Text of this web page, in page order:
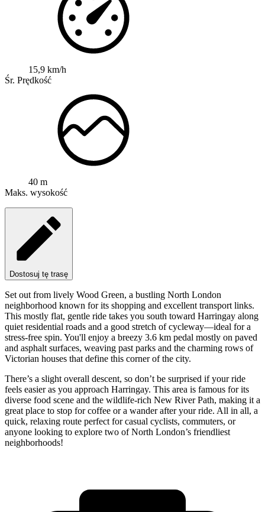
15,9 km/h
Śr. Prędkość
40 m
Maks. wysokość
Dostosuj tę trasę
Set out from lively Wood Green, a bustling North London
neighborhood known for its shopping and excellent transport links.
This mostly flat, gentle ride takes you south toward Harringay along
quiet residential roads and a good stretch of cycleway—ideal for a
stress-free spin. You'll enjoy a breezy 3.6 km pedal mostly on paved
and asphalt surfaces, weaving past parks and the charming rows of
Victorian houses that define this corner of the city.
There’s a slight overall descent, so don’t be surprised if your ride
feels easier as you approach Harringay. This area is famous for its
diverse food scene and the wildlife-rich New River Path, making it a
great place to stop for coffee or a wander after your ride. All in all, a
quick, relaxing route perfect for casual cyclists, commuters, or
anyone looking to explore two of North London’s friendliest
neighborhoods!